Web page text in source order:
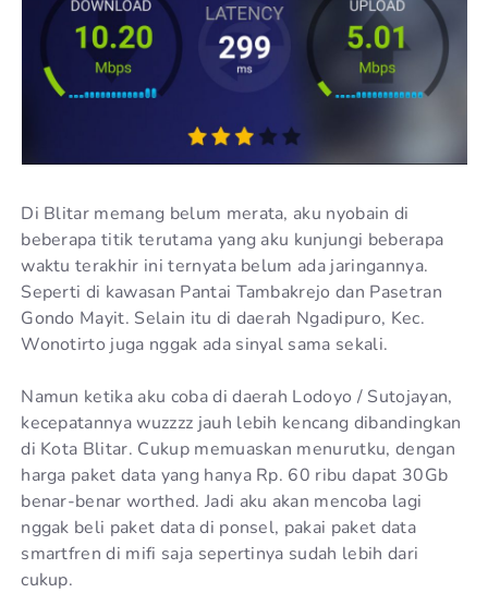
Di Blitar memang belum merata, aku nyobain di
beberapa titik terutama yang aku kunjungi beberapa
waktu terakhir ini ternyata belum ada jaringannya.
Seperti di kawasan Pantai Tambakrejo dan Pasetran
Gondo Mayit. Selain itu di daerah Ngadipuro, Kec.
Wonotirto juga nggak ada sinyal sama sekali.
Namun ketika aku coba di daerah Lodoyo / Sutojayan,
kecepatannya wuzzzz jauh lebih kencang dibandingkan
di Kota Blitar. Cukup memuaskan menurutku, dengan
harga paket data yang hanya Rp. 60 ribu dapat 30Gb
benar-benar worthed. Jadi aku akan mencoba lagi
nggak beli paket data di ponsel, pakai paket data
smartfren di mifi saja sepertinya sudah lebih dari
cukup.